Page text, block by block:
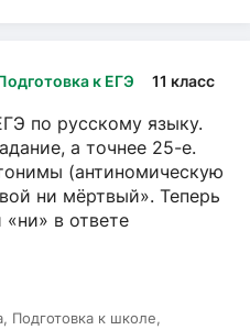
к ЕГЭ 11 класс
по русскому языку.
а точнее 25-е.
(антиномическую
ни мёртвый». Теперь
в ответе
Подготовка к школе,